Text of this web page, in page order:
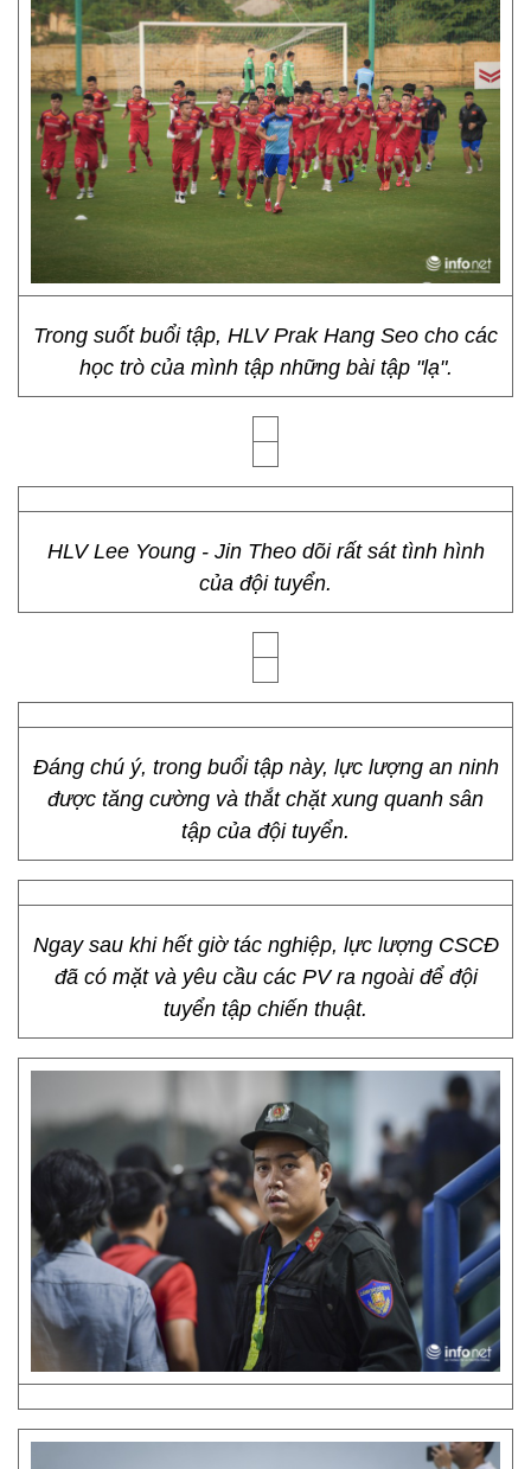
Trong suốt buổi tập, HLV Prak Hang Seo cho các
học trò của mình tập những bài tập "lạ".
HLV Lee Young - Jin Theo dõi rất sát tình hình
của đội tuyển.
Đáng chú ý, trong buổi tập này, lực lượng an ninh
được tăng cường và thắt chặt xung quanh sân
tập của đội tuyển.
Ngay sau khi hết giờ tác nghiệp, lực lượng CSCĐ
đã có mặt và yêu cầu các PV ra ngoài để đội
tuyển tập chiến thuật.